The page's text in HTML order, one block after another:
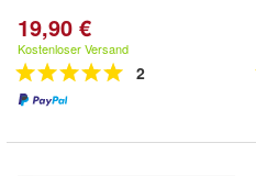
19,90 €
Kostenloser Versand
2